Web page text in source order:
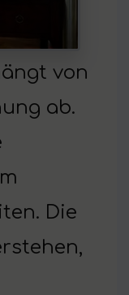
von
ab.
Die